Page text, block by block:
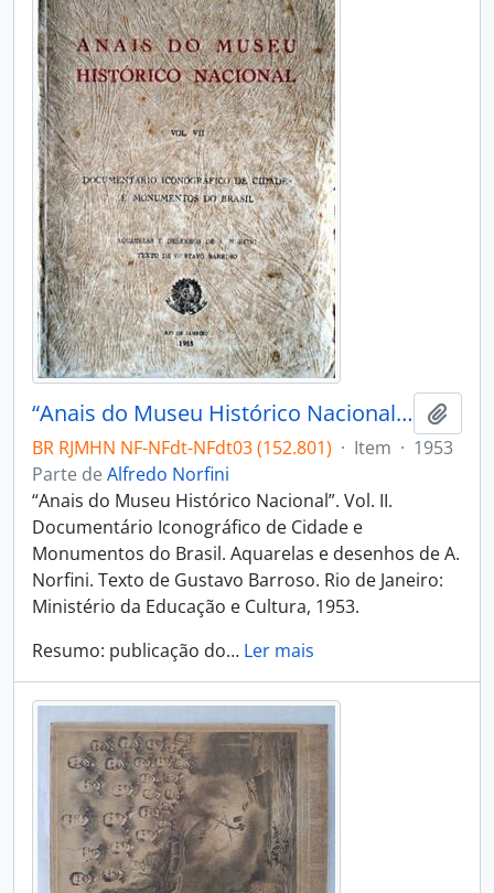
“Anais do Museu Histórico Nacional”. Vol. II.
BR RJMHN NF-NFdt-NFdt03 (152.801) · Item · 1953
Parte de Alfredo Norfini
“Anais do Museu Histórico Nacional”. Vol. II.
Documentário Iconográfico de Cidade e
Monumentos do Brasil. Aquarelas e desenhos de A.
Norfini. Texto de Gustavo Barroso. Rio de Janeiro:
Ministério da Educação e Cultura, 1953.
Resumo: publicação do… Ler mais